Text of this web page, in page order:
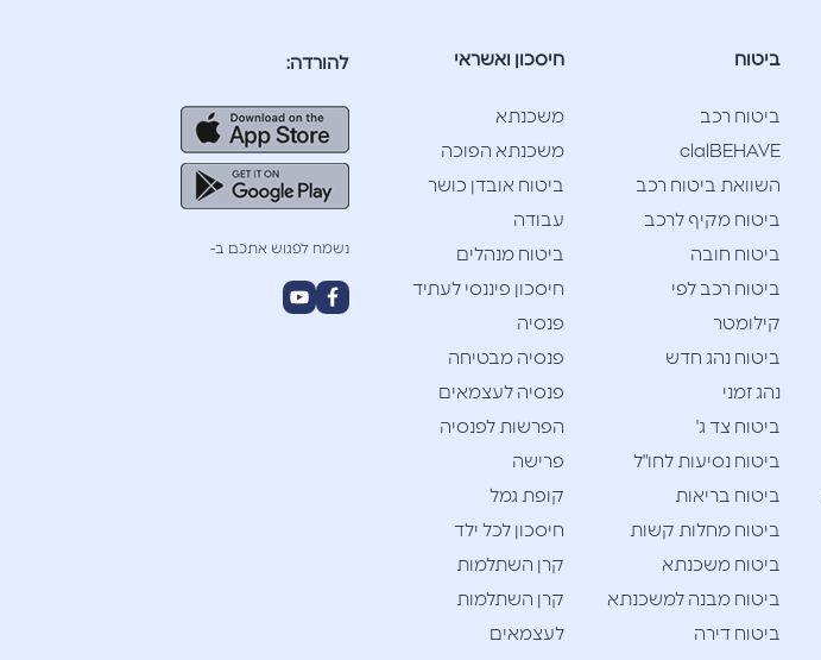
ביטוח
ביטוח רכב
clalBEHAVE
השוואת ביטוח רכב
ביטוח מקיף לרכב
ביטוח חובה
ביטוח רכב לפי
קילומטר
ביטוח נהג חדש
נהג זמני
ביטוח צד ג'
ביטוח נסיעות לחו"ל
ביטוח בריאות
ביטוח מחלות קשות
ביטוח משכנתא
ביטוח מבנה למשכנתא
ביטוח דירה
חיסכון ואשראי
משכנתא
משכנתא הפוכה
ביטוח אובדן כושר
עבודה
ביטוח מנהלים
חיסכון פיננסי לעתיד
פנסיה
פנסיה מבטיחה
פנסיה לעצמאים
הפרשות לפנסיה
פרישה
קופת גמל
חיסכון לכל ילד
קרן השתלמות
קרן השתלמות
לעצמאים
להורדה:
נשמח לפגוש אתכם ב-